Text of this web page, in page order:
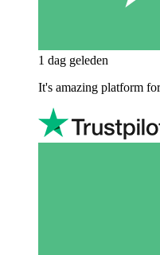
1 dag geleden
It's amazing platform